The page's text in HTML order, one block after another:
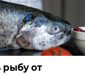
рыбу от